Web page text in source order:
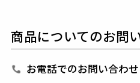
ンス全体のゆとり分量すべ
シルエットが生み出されて
ジャケットは裏地無しの一
商品についてのお問
お電話でのお問い合わ